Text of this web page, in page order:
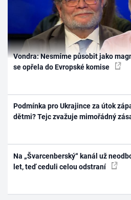
Vondra: Nesmíme působit jako
se opřela do Evropské komise
Podmínka pro Ukrajince za útok
dětmi? Tejc zvažuje mimořádný
Na „Švarcenberský“ kanál už
let, teď ceduli celou odstraní